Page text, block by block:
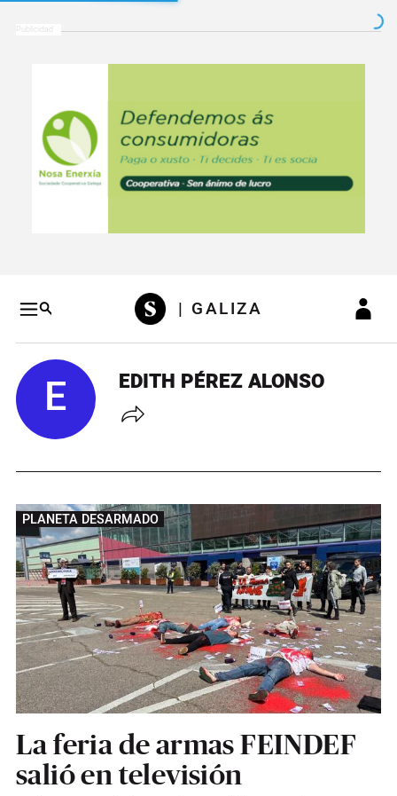
Salto a contenidoSalto a navegación
| GALIZA
E EDITH PÉREZ ALONSO
PLANETA DESARMADO
La feria de armas FEINDEF
salió en televisión